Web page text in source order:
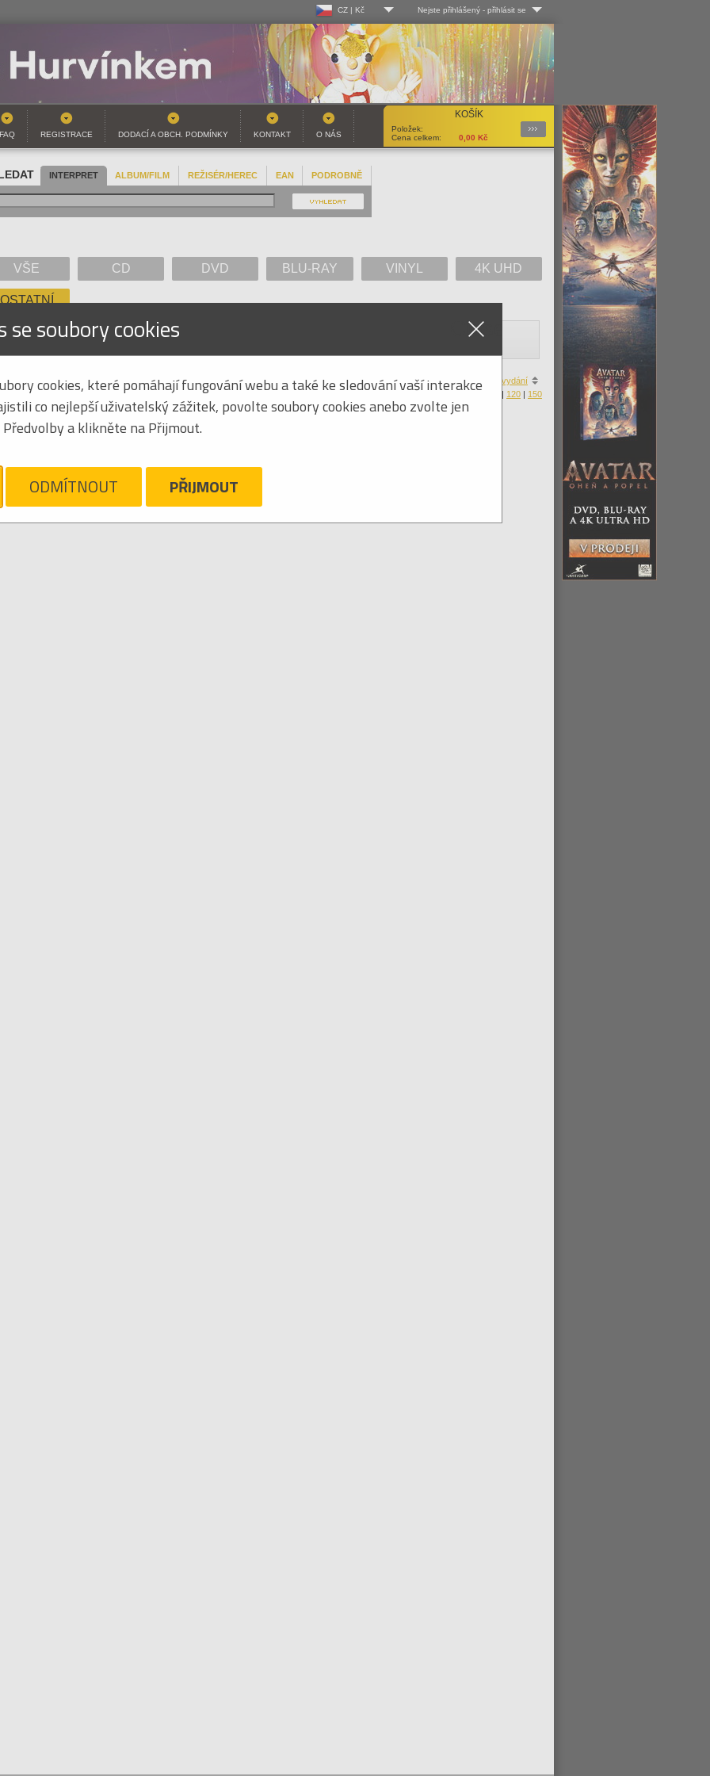
CZ | Kč
CZ | Kč
SK | EUR
Nejste přihlášený - přihlásit se
Log-in
Uživ. jméno:
Heslo:
Registrace
KOŠÍK
Položek:
Cena celkem:
0,00 Kč
Podrobnosti
FAQ REGISTRACE DODACÍ A OBCH. PODMÍNKY KONTAKT O NÁS
INTERPRET ALBUM/FILM REŽISÉR/HEREC EAN PODROBNĚ
VŠE CD DVD BLU-RAY VINYL 4K UHD
OSTATNÍ
G
Seřadit podle: jména ceny |zboží skladem
roku vydání
Produktů na stránku:
| 120 | 150
výpis
AND THE MORTAL
se soubory cookies Close
cookies, které pomáhají fungování webu a také ke sledování vaší interakce
co nejlepší uživatelský zážitek, povolte soubory cookies anebo zvolte jen
a klikněte na Přijmout.
ODMÍTNOUT PŘIJMOUT